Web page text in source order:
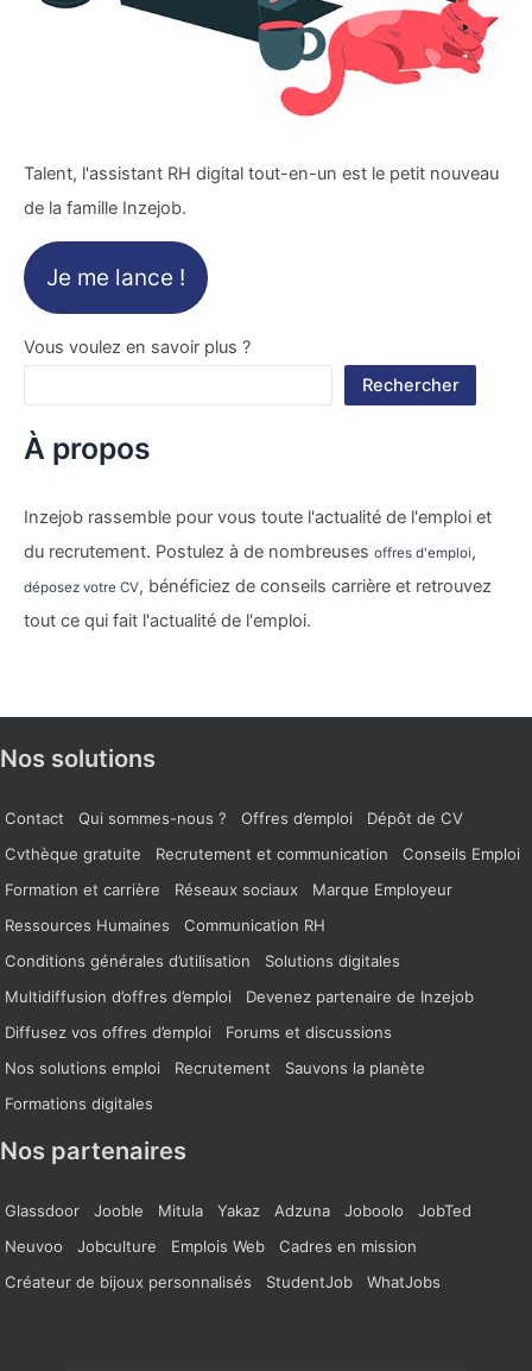
Talent, l'assistant RH digital tout-en-un est le petit nouveau
de la famille Inzejob.
Je me lance !
Vous voulez en savoir plus ?
Rechercher
À propos
Inzejob rassemble pour vous toute l'actualité de l'emploi et
du recrutement. Postulez à de nombreuses offres d'emploi,
déposez votre CV, bénéficiez de conseils carrière et retrouvez
tout ce qui fait l'actualité de l'emploi.
Nos solutions
Contact Qui sommes-nous ? Offres d’emploi
Dépôt de CV
Cvthèque gratuite
Recrutement et communication
Conseils Emploi
Formation et carrière
Réseaux sociaux
Marque Employeur
Ressources Humaines
Communication RH
Conditions générales d’utilisation
Solutions digitales
Multidiffusion d’offres d’emploi
Devenez partenaire de Inzejob
Diffusez vos offres d’emploi
Forums et discussions
Nos solutions emploi
Recrutement
Sauvons la planète
Formations digitales
Nos partenaires
Glassdoor Jooble Mitula Yakaz Adzuna Joboolo
JobTed
Neuvoo
Jobculture Emplois Web
Cadres en mission
Créateur de bijoux personnalisés
StudentJob WhatJobs